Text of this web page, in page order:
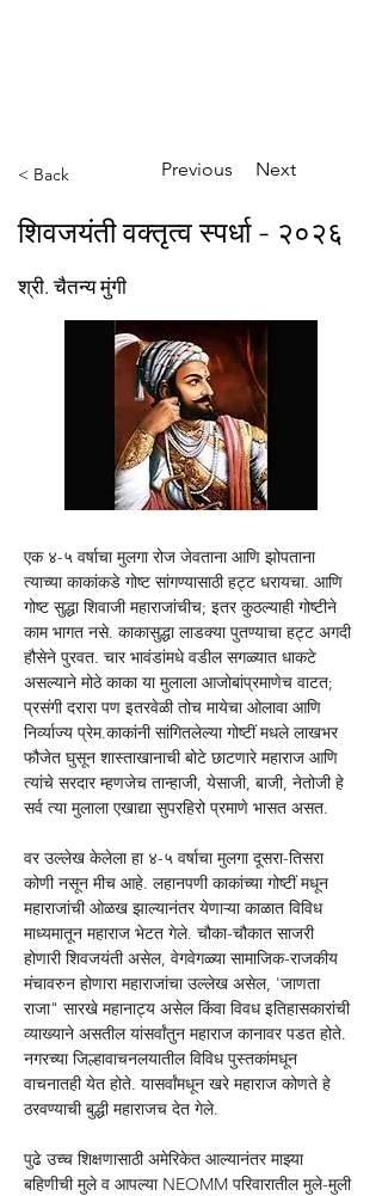
< Back Previous Next
शिवजयंती वक्तृत्व स्पर्धा - २०२६
श्री. चैतन्य मुंगी
एक ४-५ वर्षाचा मुलगा रोज जेवताना आणि झोपताना
त्याच्या काकांकडे गोष्ट सांगण्यासाठी हट्ट धरायचा. आणि
गोष्ट सुद्धा शिवाजी महाराजांचीच; इतर कुठल्याही गोष्टीने
काम भागत नसे. काकासुद्धा लाडक्या पुतण्याचा हट्ट अगदी
हौसेने पुरवत. चार भावंडांमधे वडील सगळ्यात धाकटे
असल्याने मोठे काका या मुलाला आजोबांप्रमाणेच वाटत;
प्रसंगी दरारा पण इतरवेळी तोच मायेचा ओलावा आणि
निर्व्याज्य प्रेम.काकांनी सांगितलेल्या गोष्टीं मधले लाखभर
फौजेत घुसून शास्ताखानाची बोटे छाटणारे महाराज आणि
त्यांचे सरदार म्हणजेच तान्हाजी, येसाजी, बाजी, नेतोजी हे
सर्व त्या मुलाला एखाद्या सुपरहिरो प्रमाणे भासत असत.
वर उल्लेख केलेला हा ४-५ वर्षाचा मुलगा दूसरा-तिसरा
कोणी नसून मीच आहे. लहानपणी काकांच्या गोष्टीं मधून
महाराजांची ओळख झाल्यानंतर येणाऱ्या काळात विविध
माध्यमातून महाराज भेटत गेले. चौका-चौकात साजरी
होणारी शिवजयंती असेल, वेगवेगळ्या सामाजिक-राजकीय
मंचावरुन होणारा महाराजांचा उल्लेख असेल, 'जाणता
राजा" सारखे महानाट्य असेल किंवा विवध इतिहासकारांची
व्याख्याने असतील यांसर्वांतुन महाराज कानावर पडत होते.
नगरच्या जिल्हावाचनलयातील विविध पुस्तकांमधून
वाचनातही येत होते. यासर्वांमधून खरे महाराज कोणते हे
ठरवण्याची बुद्धी महाराजच देत गेले.
पुढे उच्च शिक्षणासाठी अमेरिकेत आल्यानंतर माझ्या
बहिणीची मुले व आपल्या NEOMM परिवारातील मुले-मुली